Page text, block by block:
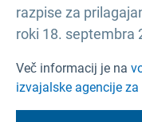
razpise za
roki 18. septembra
Več informacij je na
izvajalske agencije